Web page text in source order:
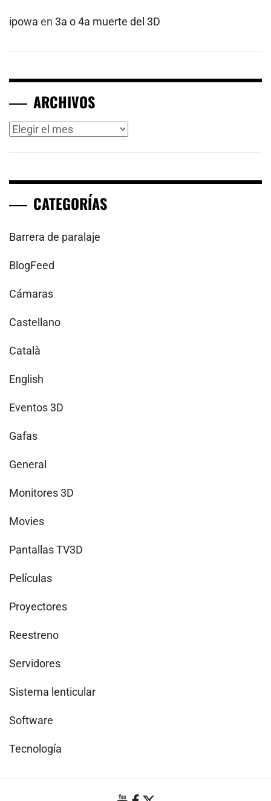
ipowa en 3a o 4a muerte del 3D
ARCHIVOS
Archivos
CATEGORÍAS
Barrera de paralaje
BlogFeed
Cámaras
Castellano
Català
English
Eventos 3D
Gafas
General
Monitores 3D
Movies
Pantallas TV3D
Películas
Proyectores
Reestreno
Servidores
Sistema lenticular
Software
Tecnología